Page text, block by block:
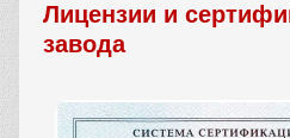
Лицензии и
завода